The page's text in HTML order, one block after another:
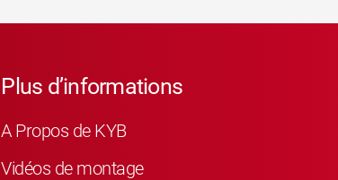
Plus d’informations
A Propos de KYB
Vidéos de montage